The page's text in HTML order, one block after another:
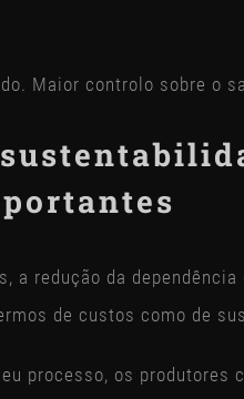
Maior controlo sobre o
a redução da
de custos como de
processo, os produtores